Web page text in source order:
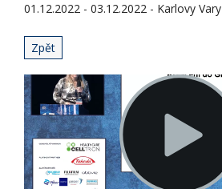
01.12.2022 - 03.12.2022 - Karlovy Vary
Zpět